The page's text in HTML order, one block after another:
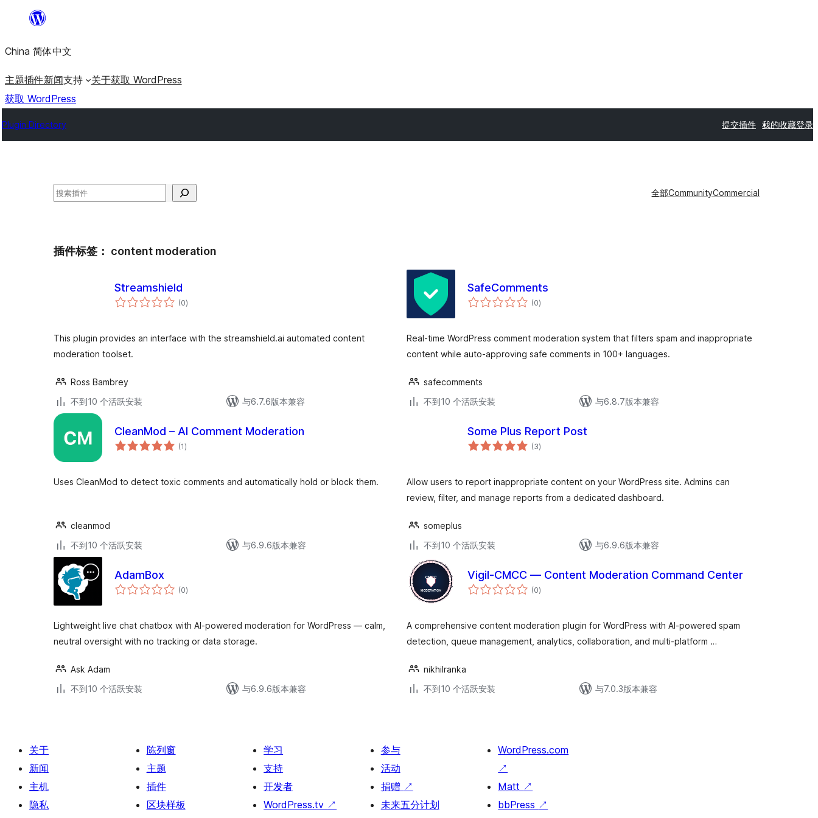
内
容
China 简体中文
主题插件新闻支持 关于获取 WordPress
获取 WordPress
Plugin Directory 提交插件 我的收藏登录
搜
全部CommunityCommercial
插件标签： content moderation
Streamshield
(0总
评)
This plugin provides an interface with the streamshield.ai automated content
moderation toolset.
Ross Bambrey
不到10 个活跃安装
与6.7.6版本兼容
SafeComments
(0总
评)
Real-time WordPress comment moderation system that filters spam and inappropriate
content while auto-approving safe comments in 100+ languages.
safecomments
不到10 个活跃安装
与6.8.7版本兼容
CleanMod – AI Comment Moderation
(1总
评)
Uses CleanMod to detect toxic comments and automatically hold or block them.
cleanmod
不到10 个活跃安装
与6.9.6版本兼容
Some Plus Report Post
(3总
评)
Allow users to report inappropriate content on your WordPress site. Admins can
review, filter, and manage reports from a dedicated dashboard.
someplus
不到10 个活跃安装
与6.9.6版本兼容
AdamBox
(0总
评)
Lightweight live chat chatbox with AI-powered moderation for WordPress — calm,
neutral oversight with no tracking or data storage.
Ask Adam
不到10 个活跃安装
与6.9.6版本兼容
Vigil-CMCC — Content Moderation Command Center
(0总
评)
A comprehensive content moderation plugin for WordPress with AI-powered spam
detection, queue management, analytics, collaboration, and multi-platform …
nikhilranka
不到10 个活跃安装
与7.0.3版本兼容
关于
新闻
主机
隐私
陈列窗
主题
插件
区块样板
学习
支持
开发者
WordPress.tv ↗
参与
活动
捐赠 ↗
未来五分计划
WordPress.com
↗
Matt ↗
bbPress ↗